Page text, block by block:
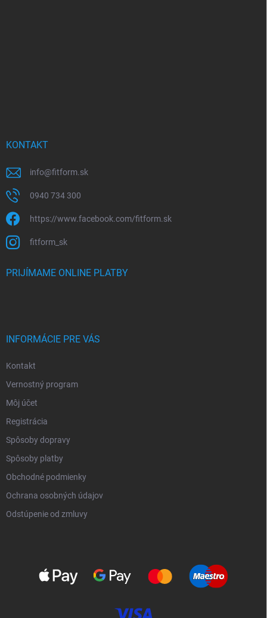
KONTAKT
info@fitform.sk
0940 734 300
https://www.facebook.com/fitform.sk
fitform_sk
PRIJÍMAME ONLINE PLATBY
INFORMÁCIE PRE VÁS
Kontakt
Vernostný program
Môj účet
Registrácia
Spôsoby dopravy
Spôsoby platby
Obchodné podmienky
Ochrana osobných údajov
Odstúpenie od zmluvy